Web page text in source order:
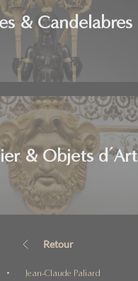
& Candelabres
& Objets d’Art
Retour
Jean-Claude Paliard